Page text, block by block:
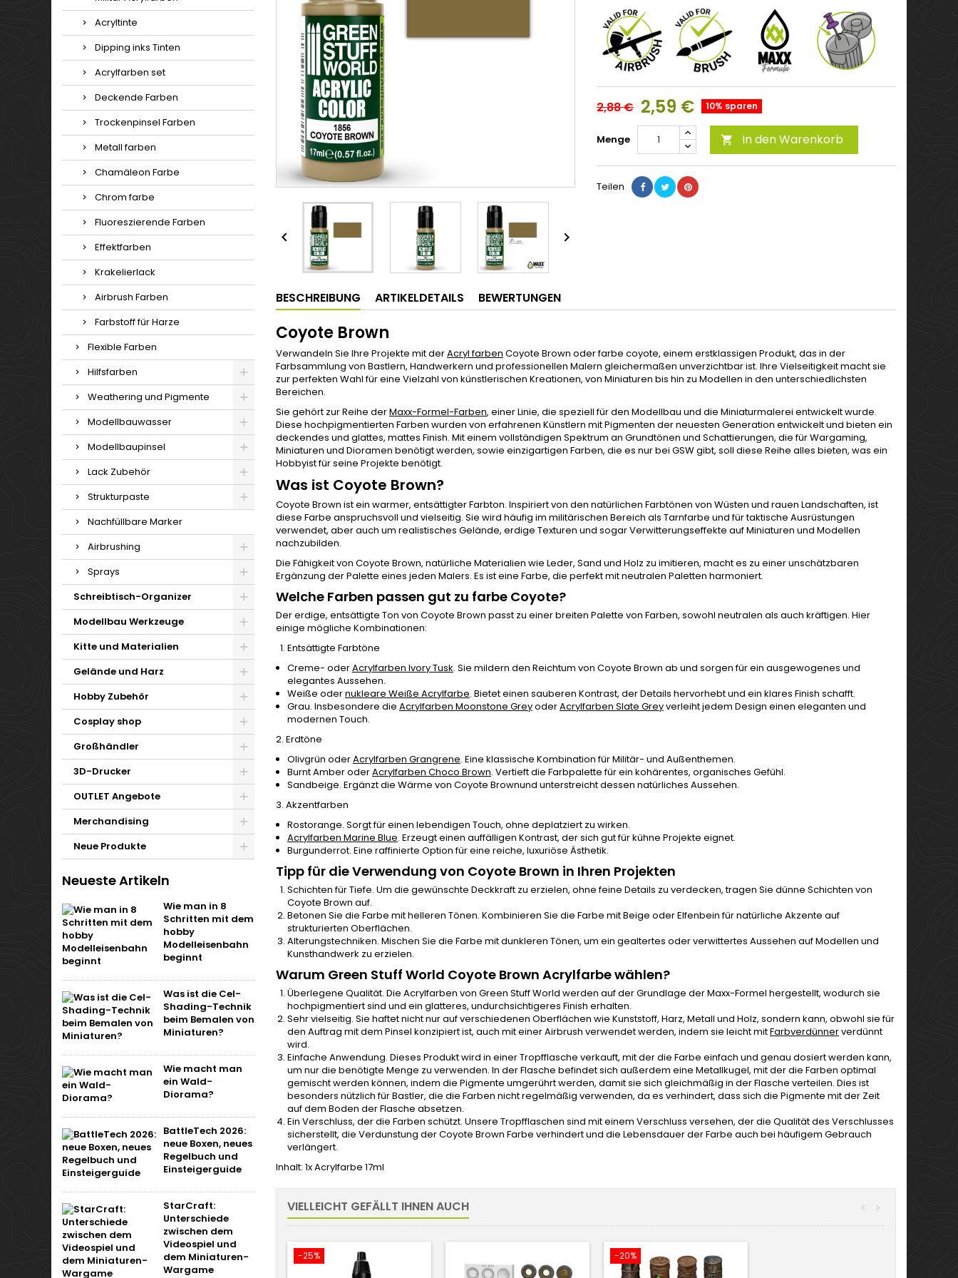
Acryltinte
Dipping inks Tinten
Acrylfarben set
Deckende Farben
Trockenpinsel Farben
Metall farben
Chamäleon Farbe
Chrom farbe
Fluoreszierende Farben
Effektfarben
Krakelierlack
Airbrush Farben
Farbstoff für Harze
Flexible Farben
Hilfsfarben
Weathering und Pigmente
Modellbauwasser
Modellbaupinsel
Lack Zubehör
Strukturpaste
Nachfüllbare Marker
Airbrushing
Sprays
Schreibtisch-Organizer
Modellbau Werkzeuge
Kitte und Materialien
Gelände und Harz
Hobby Zubehör
Cosplay shop
Großhändler
3D-Drucker
OUTLET Angebote
Merchandising
Neue Produkte
Neueste Artikeln
Wie man in 8
Schritten mit dem
hobby
Modelleisenbahn
beginnt
Was ist die Cel-
Shading-Technik
beim Bemalen von
Miniaturen?
Wie macht man
ein Wald-
Diorama?
BattleTech 2026:
neue Boxen, neues
Regelbuch und
Einsteigerguide
StarCraft:
Unterschiede
zwischen dem
Videospiel und
dem Miniaturen-
Wargame
 
2,88 € 2,59 € 10% sparen
Menge  In den Warenkorb
Teilen
BESCHREIBUNG ARTIKELDETAILS BEWERTUNGEN
Coyote Brown
Verwandeln Sie Ihre Projekte mit derAcryl farben Coyote Brown oder farbe coyote, einem erstklassigen Produkt, das in der
Farbsammlung von Bastlern, Handwerkern und professionellen Malern gleichermaßen unverzichtbar ist. Ihre Vielseitigkeit macht sie
zur perfekten Wahl für eine Vielzahl von künstlerischen Kreationen, von Miniaturen bis hin zu Modellen in den unterschiedlichsten
Bereichen.
Sie gehört zur Reihe derMaxx-Formel-Farben, einer Linie, die speziell für den Modellbau und die Miniaturmalerei entwickelt wurde.
Diese hochpigmentierten Farben wurden von erfahrenen Künstlern mit Pigmenten der neuesten Generation entwickelt und bieten ein
deckendes und glattes, mattes Finish. Mit einem vollständigen Spektrum an Grundtönen und Schattierungen, die für Wargaming,
Miniaturen und Dioramen benötigt werden, sowie einzigartigen Farben, die es nur bei GSW gibt, soll diese Reihe alles bieten, was ein
Hobbyist für seine Projekte benötigt.
Was ist Coyote Brown?
Coyote Brown ist ein warmer, entsättigter Farbton. Inspiriert von den natürlichen Farbtönen von Wüsten und rauen Landschaften, ist
diese Farbe anspruchsvoll und vielseitig. Sie wird häufig im militärischen Bereich als Tarnfarbe und für taktische Ausrüstungen
verwendet, aber auch um realistisches Gelände, erdige Texturen und sogar Verwitterungseffekte auf Miniaturen und Modellen
nachzubilden.
Die Fähigkeit von Coyote Brown, natürliche Materialien wie Leder, Sand und Holz zu imitieren, macht es zu einer unschätzbaren
Ergänzung der Palette eines jeden Malers. Es ist eine Farbe, die perfekt mit neutralen Paletten harmoniert.
Welche Farben passen gut zu farbe Coyote?
Der erdige, entsättigte Ton von Coyote Brown passt zu einer breiten Palette von Farben, sowohl neutralen als auch kräftigen. Hier
einige mögliche Kombinationen:
Entsättigte Farbtöne
Creme- oderAcrylfarben Ivory Tusk. Sie mildern den Reichtum von Coyote Brown ab und sorgen für ein ausgewogenes und
elegantes Aussehen.
Weiße odernukleare Weiße Acrylfarbe. Bietet einen sauberen Kontrast, der Details hervorhebt und ein klares Finish schafft.
Grau. Insbesondere die Acrylfarben Moonstone GreyoderAcrylfarben Slate Greyverleiht jedem Design einen eleganten und
modernen Touch.
2. Erdtöne
Olivgrün oderAcrylfarben Grangrene. Eine klassische Kombination für Militär- und Außenthemen.
Burnt Amber oderAcrylfarben Choco Brown. Vertieft die Farbpalette für ein kohärentes, organisches Gefühl.
Sandbeige. Ergänzt die Wärme von Coyote Brownund unterstreicht dessen natürliches Aussehen.
3. Akzentfarben
Rostorange. Sorgt für einen lebendigen Touch, ohne deplatziert zu wirken.
Acrylfarben Marine Blue. Erzeugt einen auffälligen Kontrast, der sich gut für kühne Projekte eignet.
Burgunderrot. Eine raffinierte Option für eine reiche, luxuriöse Ästhetik.
Tipp für die Verwendung von Coyote Brown in Ihren Projekten
Schichten für Tiefe. Um die gewünschte Deckkraft zu erzielen, ohne feine Details zu verdecken, tragen Sie dünne Schichten von
Coyote Brown auf.
Betonen Sie die Farbe mit helleren Tönen. Kombinieren Sie die Farbe mit Beige oder Elfenbein für natürliche Akzente auf
strukturierten Oberflächen.
Alterungstechniken. Mischen Sie die Farbe mit dunkleren Tönen, um ein gealtertes oder verwittertes Aussehen auf Modellen und
Kunsthandwerk zu erzielen.
Warum Green Stuff World Coyote Brown Acrylfarbe wählen?
Überlegene Qualität. Die Acrylfarben von Green Stuff World werden auf der Grundlage der Maxx-Formel hergestellt, wodurch sie
hochpigmentiert sind und ein glatteres, undurchsichtigeres Finish erhalten.
Sehr vielseitig. Sie haftet nicht nur auf verschiedenen Oberflächen wie Kunststoff, Harz, Metall und Holz, sondern kann, obwohl sie für
den Auftrag mit dem Pinsel konzipiert ist, auch mit einer Airbrush verwendet werden, indem sie leicht mitFarbverdünnerverdünnt
wird.
Einfache Anwendung. Dieses Produkt wird in einer Tropfflasche verkauft, mit der die Farbe einfach und genau dosiert werden kann,
um nur die benötigte Menge zu verwenden. In der Flasche befindet sich außerdem eine Metallkugel, mit der die Farben optimal
gemischt werden können, indem die Pigmente umgerührt werden, damit sie sich gleichmäßig in der Flasche verteilen. Dies ist
besonders nützlich für Bastler, die die Farben nicht regelmäßig verwenden, da es verhindert, dass sich die Pigmente mit der Zeit
auf dem Boden der Flasche absetzen.
Ein Verschluss, der die Farben schützt. Unsere Tropfflaschen sind mit einem Verschluss versehen, der die Qualität des Verschlusses
sicherstellt, die Verdunstung der Coyote Brown Farbe verhindert und die Lebensdauer der Farbe auch bei häufigem Gebrauch
verlängert.
Inhalt: 1x Acrylfarbe 17ml
VIELLEICHT GEFÄLLT IHNEN AUCH >
<
-25% -20%